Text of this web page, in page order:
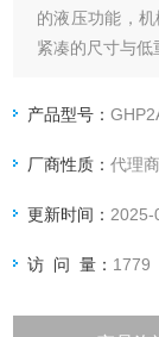
的液压功能，
紧凑的尺寸与低
产品型号：
厂商性质：代理商
更新时间： 2025-
访 问 量： 1779